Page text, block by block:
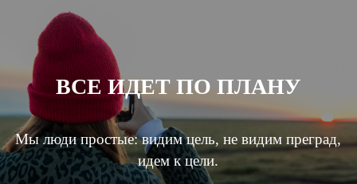
ВСЕ ИДЕТ ПО ПЛАНУ
Мы люди простые: видим цель, не видим преград,
идем к цели.